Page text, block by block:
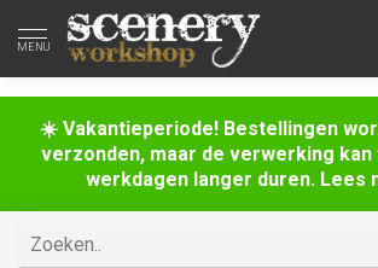
☀️ Vakantieperiode! Bestellingen
verzonden, maar de verwerking kan
werkdagen langer duren. Lees
MENU